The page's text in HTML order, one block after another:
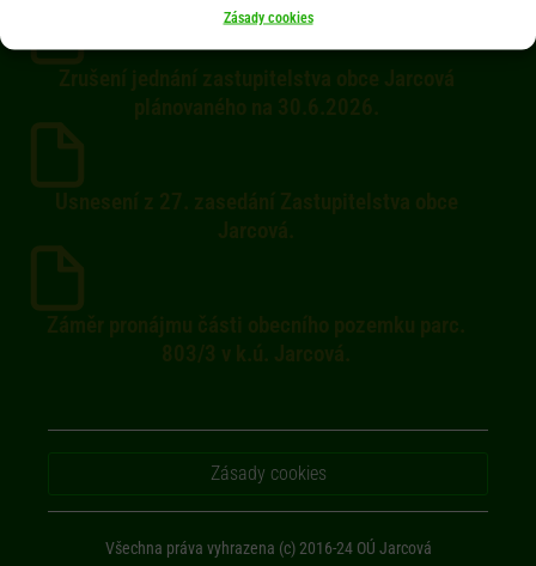
Zásady cookies
Zásady cookies
Všechna práva vyhrazena (c) 2016-24 OÚ Jarcová